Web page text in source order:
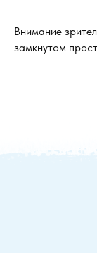
Внимание
замкнутом